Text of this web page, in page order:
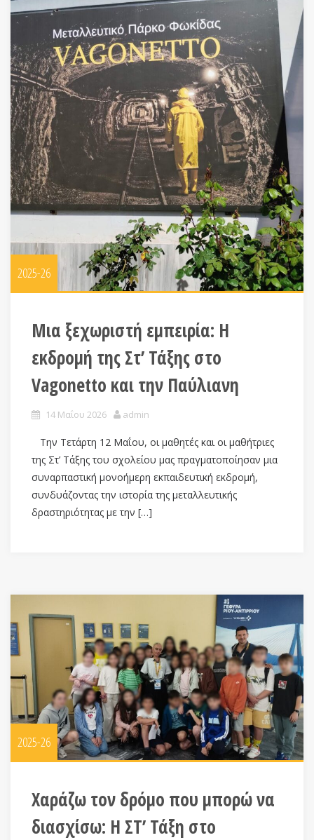
2025-26
Μια ξεχωριστή εμπειρία: Η
εκδρομή της Στ’ Τάξης στο
Vagonetto και την Παύλιανη
14 Μαΐου 2026 admin
Την Τετάρτη 12 Μαΐου, οι μαθητές και οι μαθήτριες
της Στ’ Τάξης του σχολείου μας πραγματοποίησαν μια
συναρπαστική μονοήμερη εκπαιδευτική εκδρομή,
συνδυάζοντας την ιστορία της μεταλλευτικής
δραστηριότητας με την […]
2025-26
Χαράζω τον δρόμο που μπορώ να
διασχίσω: Η ΣΤ’ Τάξη στο